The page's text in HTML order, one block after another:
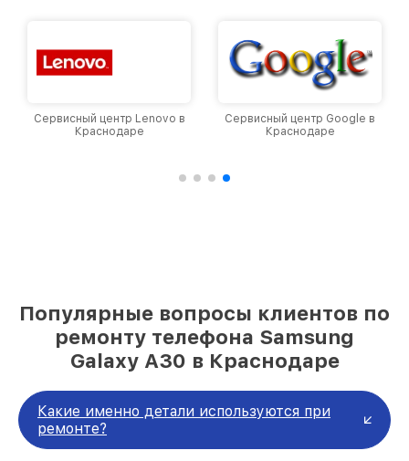
Сервисный центр Lenovo в
Краснодаре
Сервисный центр Google в
Краснодаре
Популярные вопросы клиентов по
ремонту телефона Samsung
Galaxy A30 в Краснодаре
Какие именно детали используются при
ремонте?